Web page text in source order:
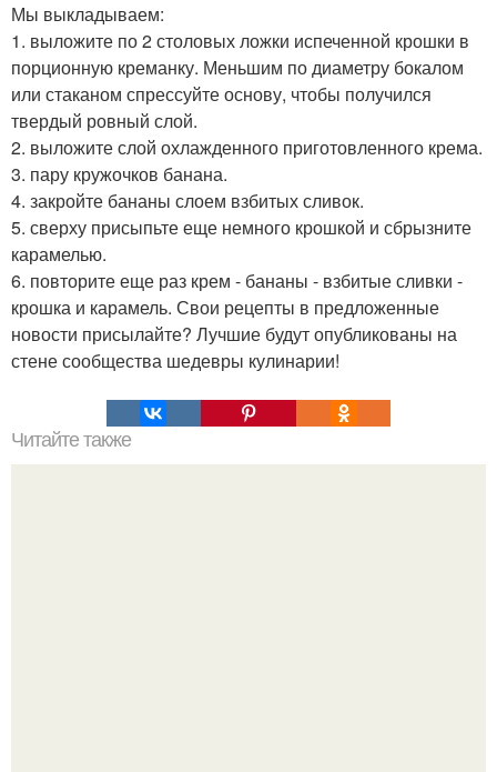
Мы выкладываем:
1. выложите по 2 столовых ложки испеченной крошки в
порционную креманку. Меньшим по диаметру бокалом
или стаканом спрессуйте основу, чтобы получился
твердый ровный слой.
2. выложите слой охлажденного приготовленного крема.
3. пару кружочков банана.
4. закройте бананы слоем взбитых сливок.
5. сверху присыпьте еще немного крошкой и сбрызните
карамелью.
6. повторите еще раз крем - бананы - взбитые сливки -
крошка и карамель. Свои рецепты в предложенные
новости присылайте? Лучшие будут опубликованы на
стене сообщества шедевры кулинарии!
Читайте также